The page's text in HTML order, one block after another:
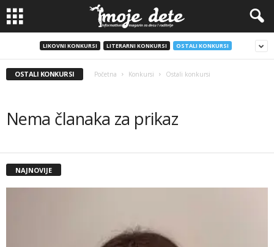
LIKOVNI KONKURSI LITERARNI KONKURSI OSTALI KONKURSI
OSTALI KONKURSI Početna Konkursi Ostali konkursi
Nema članaka za prikaz
NAJNOVIJE